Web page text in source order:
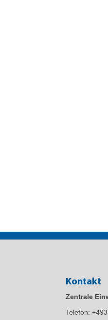
Kontakt
Zentrale
Telefon: